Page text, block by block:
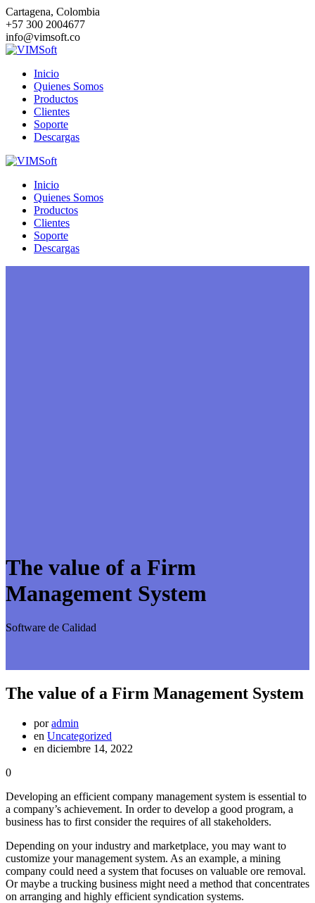
Saltar
al
contenido
Cartagena, Colombia
+57 300 2004677
info@vimsoft.co
Inicio
Quienes Somos
Productos
Clientes
Soporte
Descargas
Inicio
Quienes Somos
Productos
Clientes
Soporte
Descargas
The value of a Firm
Management System
Software de Calidad
The value of a Firm Management System
poradmin
en Uncategorized
en diciembre 14, 2022
0
Developing an efficient company management system is essential to
a company’s achievement. In order to develop a good program, a
business has to first consider the requires of all stakeholders.
Depending on your industry and marketplace, you may want to
customize your management system. As an example, a mining
company could need a system that focuses on valuable ore removal.
Or maybe a trucking business might need a method that concentrates
on arranging and highly efficient syndication systems.